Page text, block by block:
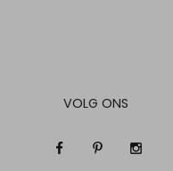
VOLG ONS